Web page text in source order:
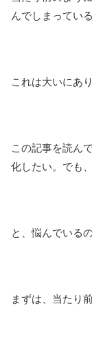
んでしまってい
これは大いにあり
この記事を読ん
化したい。でも
と、悩んでいる
まずは、当たり